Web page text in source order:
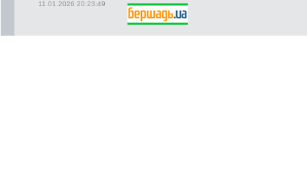
11.01.2026 20:23:49